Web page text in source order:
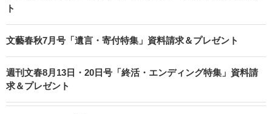
ト
文藝春秋7月号「遺言・寄付特集」資料請求＆プレゼント
週刊文春8月13日・20日号「終活・エンディング特集」資料請
求＆プレゼント